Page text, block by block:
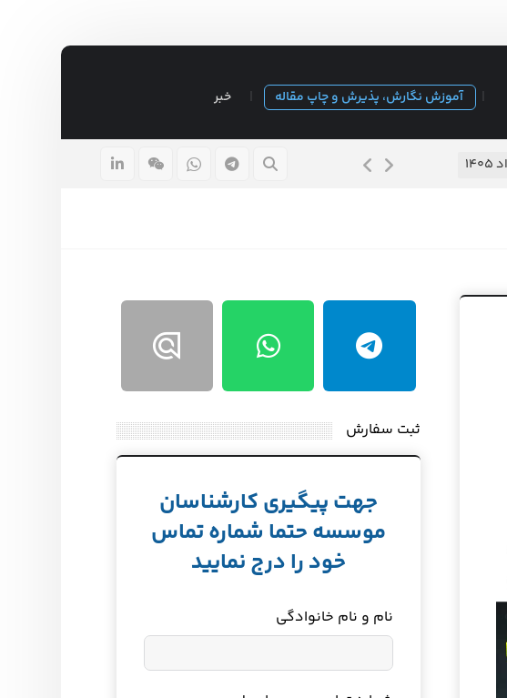
آموزش نگارش، پذیرش و چاپ مقاله خبر
قیمت پایان نامه ارشد ۱۴۰۵ ۱۵ مرداد ۱۴۰۵
ثبت سفارش
جهت پیگیری کارشناسان
موسسه حتما شماره تماس
خود را درج نمایید
نام و نام خانوادگی